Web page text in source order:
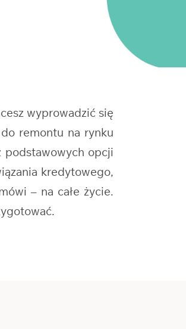
wyprowadzić się
remontu na rynku
podstawowych opcji
kredytowego,
– na całe życie.